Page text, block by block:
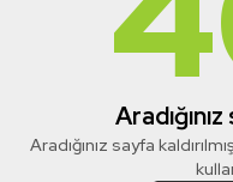
Aradığınız sayfa